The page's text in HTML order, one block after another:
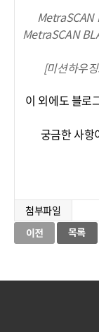
MetraSCAN
MetraSCAN
[미션하우
이 외에도 블로
궁금한 사항
첨부파일